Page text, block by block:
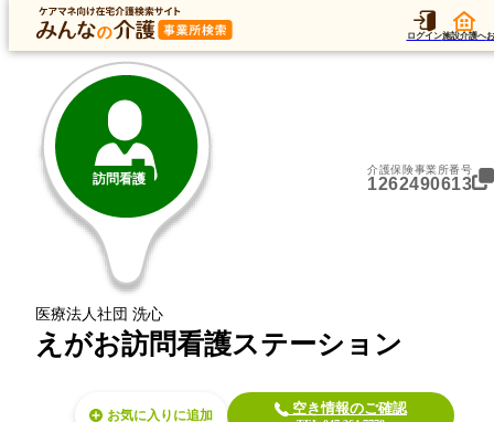
ログイン施設介護へ
トップ データ
トップ 千葉県 松戸市 訪問看護 えがお訪問看護ステーション
訪問看護
医療法人社団 洗心
介護保険事業所番号
1262490613
えがお訪問看護ステーション
お気に入り 空き情報のご確認